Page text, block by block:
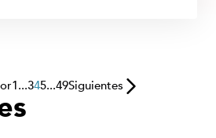
1...345...49Siguientes